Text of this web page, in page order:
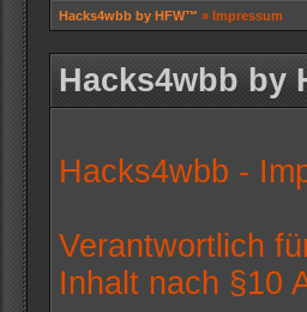
Hacks4wbb by HFW™ » Impressum
Hacks4wbb by
Hacks4wbb -
Verantwortlich
Inhalt nach §10